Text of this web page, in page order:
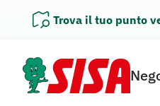
Trova il tuo punto